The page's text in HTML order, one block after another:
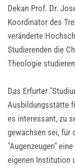
Dekan Prof. Dr.
Koordinator des
veränderte
Studierenden die
Theologie
Das Erfurter
Ausbildungsstätte
es interessant, zu
gewachsen sei, für
"Augenzeugen"
eigenen Institution